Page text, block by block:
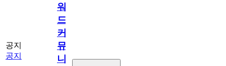
공지
공지
워
드
커
뮤
니